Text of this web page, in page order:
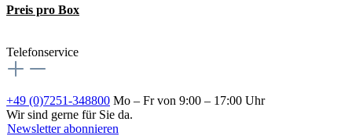
Preis pro Box
Telefonservice
+49 (0)7251-348800 Mo – Fr von 9:00 – 17:00 Uhr
Wir sind gerne für Sie da.
Newsletter abonnieren